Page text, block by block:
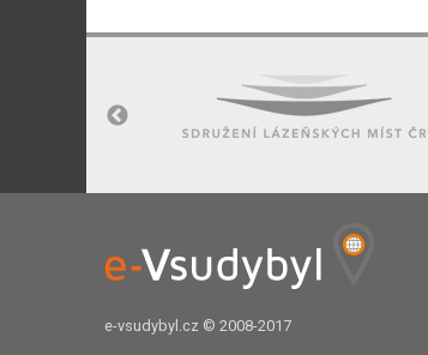
e-vsudybyl.cz © 2008-2017